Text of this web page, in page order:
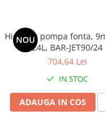
NOU
Hidrofor pompa fonta,
24L, BAR-JET90/24
704,64 Lei
IN STOC
ADAUGA IN COS